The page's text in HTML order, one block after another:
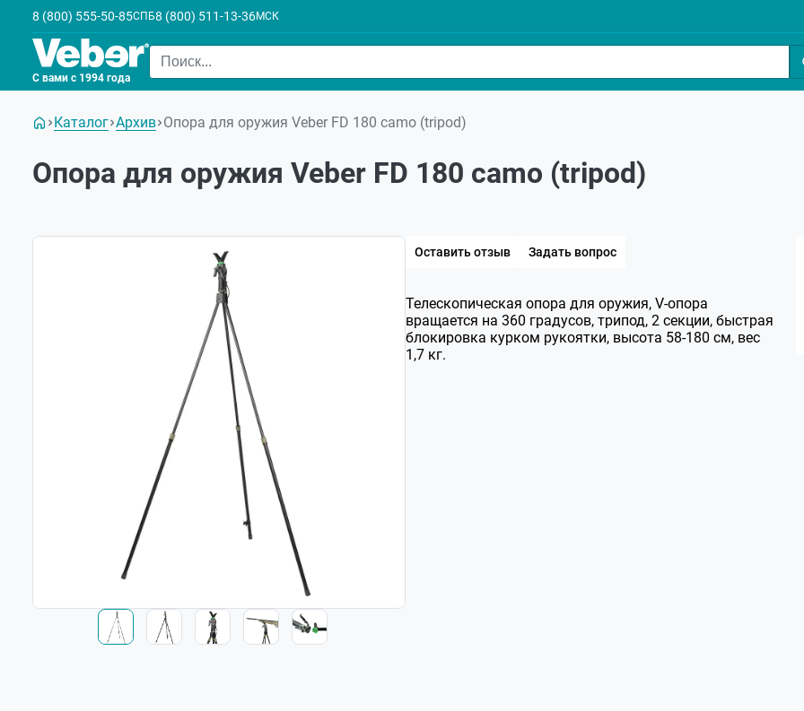
8 (800) 555-50-85СПБ8 (800) 511-13-36МСК
С вами с 1994 года
Каталог Архив Опора для оружия Veber FD 180 camo (tripod)
Опора для оружия Veber FD 180 camo (tripod)
Оставить отзыв Задать вопрос
Телескопическая опора для оружия, V-опора
вращается на 360 градусов, трипод, 2 секции, быстрая
блокировка курком рукоятки, высота 58-180 см, вес
1,7 кг.